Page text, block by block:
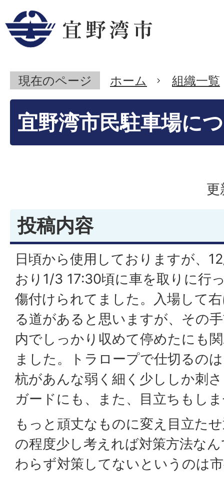
現在のページ ホーム 組織一覧
宜野湾市民駐車場に
更
投稿内容
日頃から使用しておりますが、
おり1/3 17:30頃に車を取りに行
傷付けられてました。入場して
る道があると思いますが、その
内でしっかり収めて停めたにも
ました。トラロープで仕切るの
杭があんな弱く細く少ししか刺
ガードにも、また、目立ちもし
もっと頑丈なものに変え目立た
の程度少し考えれば対策方法な
わらず対策してないというのは